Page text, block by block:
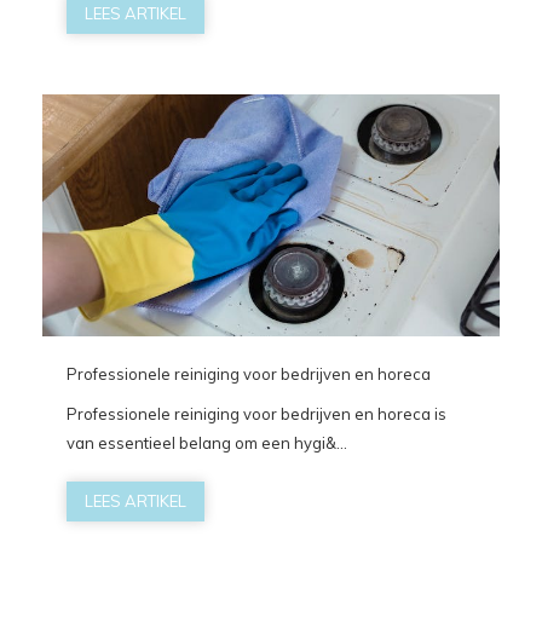
LEES ARTIKEL
Professionele reiniging voor bedrijven en horeca
Professionele reiniging voor bedrijven en horeca is
van essentieel belang om een hygi&...
LEES ARTIKEL